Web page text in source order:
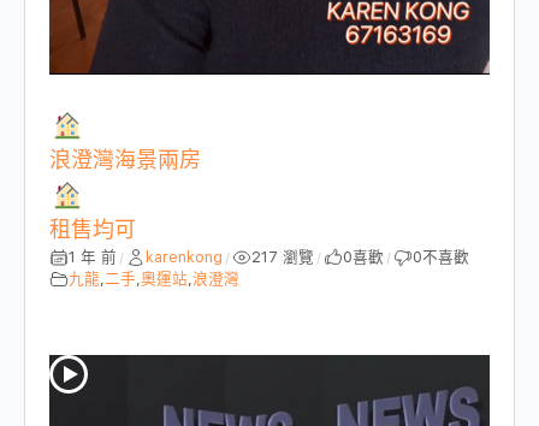
浪澄灣海景兩房
租售均可
1 年 前 / karenkong / 217 瀏覽 / 0喜歡 / 0不喜歡
九龍,二手,奧運站,浪澄灣